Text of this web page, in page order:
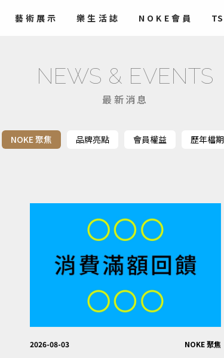
藝術 展示 樂生活誌 NOKE會員
NEWS & EVENTS
最新消息
NOKE 聚焦 品牌亮點 會員權益 歷年檔期
2026-08-03 NOKE 聚焦